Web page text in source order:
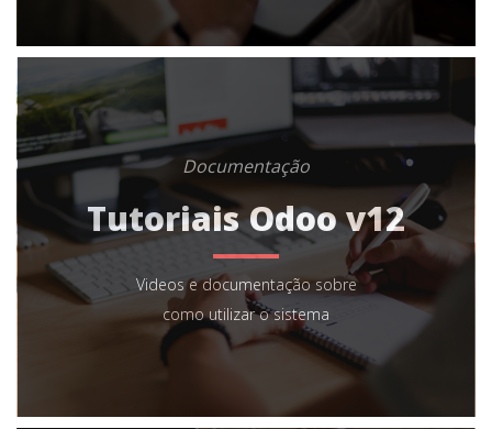
Documentação
Tutoriais Odoo v12
Videos e documentação sobre
como utilizar o sistema